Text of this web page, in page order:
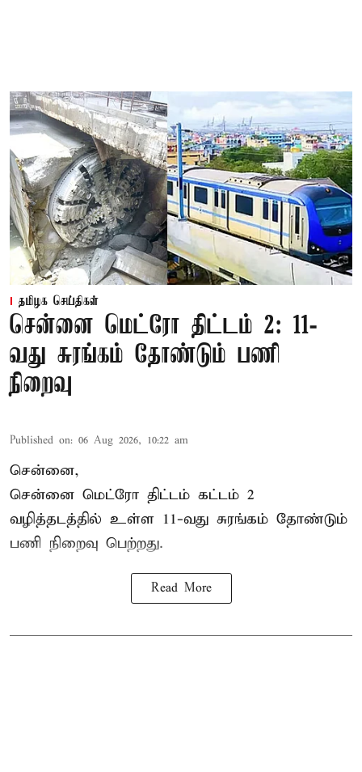
தமிழக செய்திகள்
சென்னை மெட்ரோ திட்டம் 2: 11-
வது சுரங்கம் தோண்டும் பணி
நிறைவு
Published on: 06 Aug 2026, 10:22 am
சென்னை,
சென்னை மெட்ரோ திட்டம் கட்டம் 2
வழித்தடத்தில் உள்ள 11-வது சுரங்கம் தோண்டும்
பணி நிறைவு பெற்றது.
Read More